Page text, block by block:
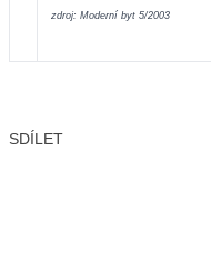
zdroj: Moderní byt 5/2003
SDÍLET